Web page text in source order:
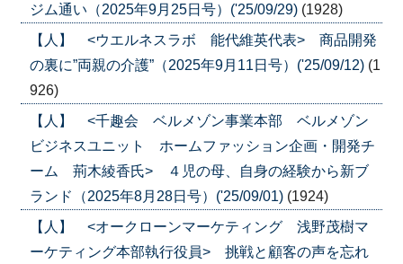
ジム通い（2025年9月25日号）('25/09/29) (1928)
【人】 <ウエルネスラボ 能代維英代表> 商品開発
の裏に”両親の介護”（2025年9月11日号）('25/09/12) (1
926)
【人】 <千趣会 ベルメゾン事業本部 ベルメゾン
ビジネスユニット ホームファッション企画・開発チ
ーム 荊木綾香氏> ４児の母、自身の経験から新ブ
ランド（2025年8月28日号）('25/09/01) (1924)
【人】 <オークローンマーケティング 浅野茂樹マ
ーケティング本部執行役員> 挑戦と顧客の声を忘れ